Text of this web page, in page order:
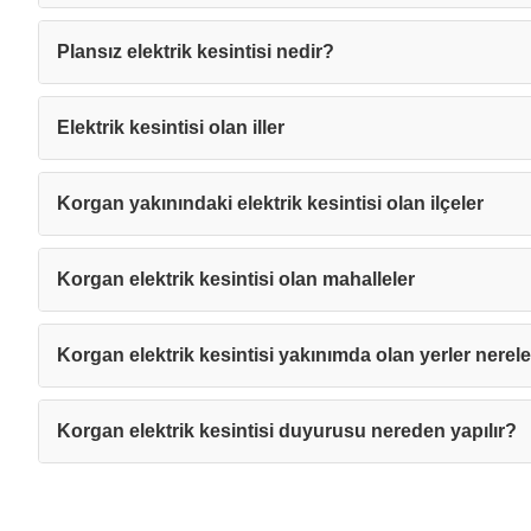
Plansız elektrik kesintisi nedir?
Elektrik kesintisi olan iller
Korgan yakınındaki elektrik kesintisi olan ilçeler
Korgan elektrik kesintisi olan mahalleler
Korgan elektrik kesintisi yakınımda olan yerler
Korgan elektrik kesintisi duyurusu nereden yapılır?